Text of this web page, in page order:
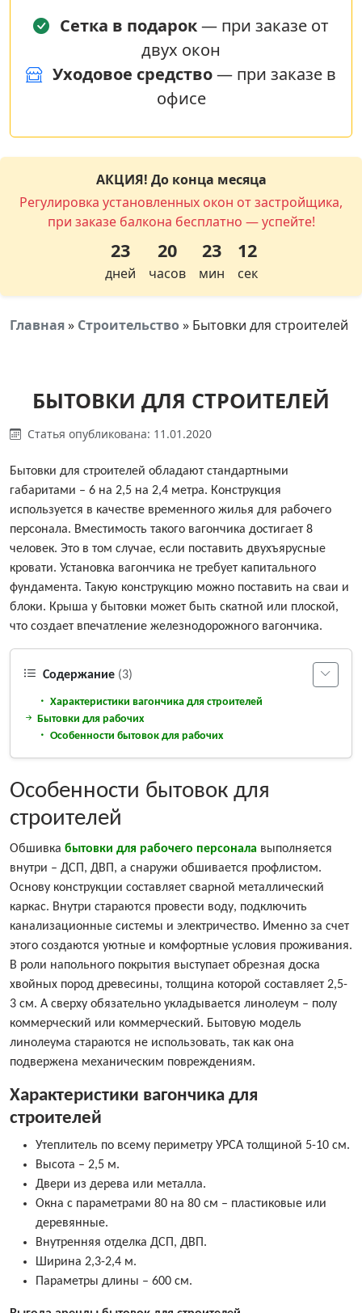
Сетка в подарок— при заказе от
двух окон
Уходовое средство— при заказе в
офисе
АКЦИЯ! До конца месяца
Регулировка установленных окон от застройщика,
при заказе балкона бесплатно — успейте!
23
дней
20
часов
23
мин
11
сек
Главная» Строительство» Бытовки для строителей
БЫТОВКИ ДЛЯ СТРОИТЕЛЕЙ
Статья опубликована: 11.01.2020
Бытовки для строителей обладают стандартными
габаритами – 6 на 2,5 на 2,4 метра. Конструкция
используется в качестве временного жилья для рабочего
персонала. Вместимость такого вагончика достигает 8
человек. Это в том случае, если поставить двухъярусные
кровати. Установка вагончика не требует капитального
фундамента. Такую конструкцию можно поставить на сваи и
блоки. Крыша у бытовки может быть скатной или плоской,
что создает впечатление железнодорожного вагончика.
Содержание (3)
Характеристики вагончика для строителей
Бытовки для рабочих
Особенности бытовок для рабочих
Особенности бытовок для
строителей
Обшивка бытовки для рабочего персонала выполняется
внутри – ДСП, ДВП, а снаружи обшивается профлистом.
Основу конструкции составляет сварной металлический
каркас. Внутри стараются провести воду, подключить
канализационные системы и электричество. Именно за счет
этого создаются уютные и комфортные условия проживания.
В роли напольного покрытия выступает обрезная доска
хвойных пород древесины, толщина которой составляет 2,5-
3 см. А сверху обязательно укладывается линолеум – полу
коммерческий или коммерческий. Бытовую модель
линолеума стараются не использовать, так как она
подвержена механическим повреждениям.
Характеристики вагончика для
строителей
Утеплитель по всему периметру УРСА толщиной 5-10 см.
Высота – 2,5 м.
Двери из дерева или металла.
Окна с параметрами 80 на 80 см – пластиковые или
деревянные.
Внутренняя отделка ДСП, ДВП.
Ширина 2,3-2,4 м.
Параметры длины – 600 см.